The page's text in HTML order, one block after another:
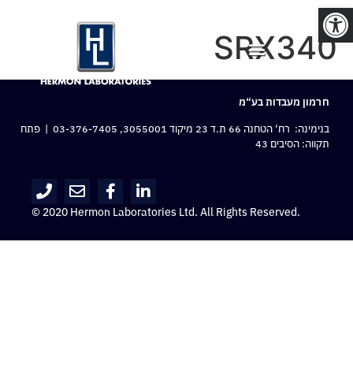
פתח סרגל נגישות
SRX340
חרמון מעבדות בע“מ
בנימינה: רח‘ הטחנה 66 ת.ד 23 מיקוד 3055001,
03-376-7405 | פתח
תקווה: הסיבים 43
© 2020 Hermon Laboratories Ltd. All Rights Reserved.